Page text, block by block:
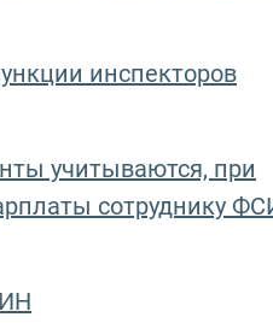
инспекторов
учитываются, при
сотруднику